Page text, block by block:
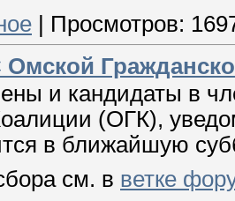
Просмотров:
Омской
и кандидаты в
(ОГК),
в ближайшую
см. в ветке